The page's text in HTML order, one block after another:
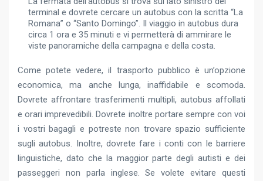
terminal e dovrete cercare un autobus con la scritta “La
Romana” o “Santo Domingo”. Il viaggio in autobus dura
circa 1 ora e 35 minuti e vi permetterà di ammirare le
viste panoramiche della campagna e della costa.
Come potete vedere, il trasporto pubblico è un’opzione
economica, ma anche lunga, inaffidabile e scomoda.
Dovrete affrontare trasferimenti multipli, autobus affollati
e orari imprevedibili. Dovrete inoltre portare sempre con voi
i vostri bagagli e potreste non trovare spazio sufficiente
sugli autobus. Inoltre, dovrete fare i conti con le barriere
linguistiche, dato che la maggior parte degli autisti e dei
passeggeri non parla inglese. Se volete evitare questi